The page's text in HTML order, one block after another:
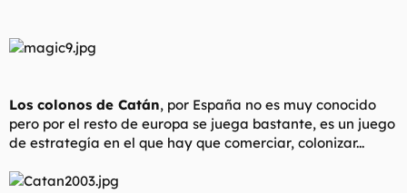
Los colonos de Catán, por España no es muy conocido
pero por el resto de europa se juega bastante, es un juego
de estrategía en el que hay que comerciar, colonizar...